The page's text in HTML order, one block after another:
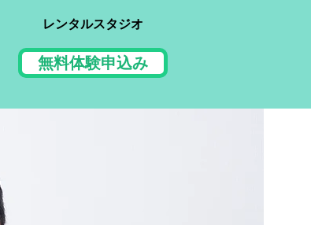
レンタルスタジオ
無料体験申込み